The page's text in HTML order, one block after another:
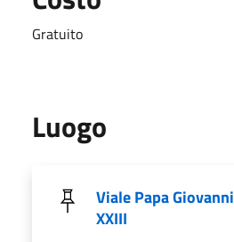
Gratuito
Luogo
Viale Papa Giovanni
XXIII